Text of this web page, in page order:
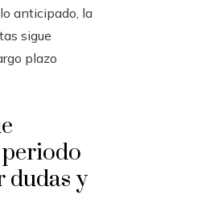
anticipado, la
sigue
plazo
dudas y